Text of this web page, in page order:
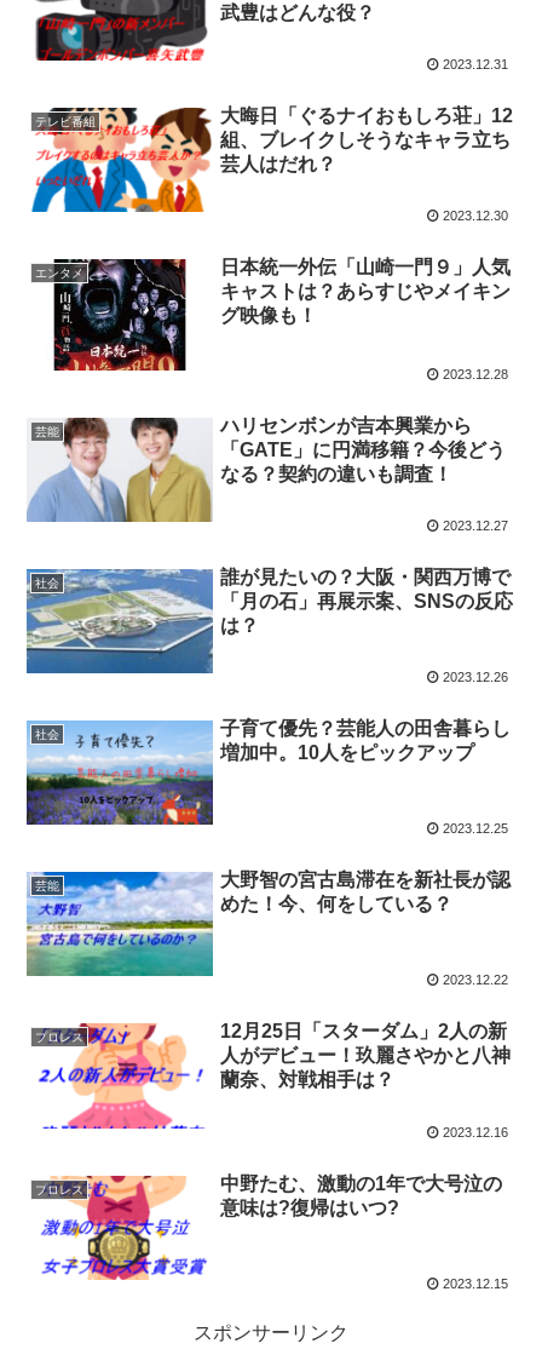
武豊はどんな役？
2023.12.31
テレビ番組
大晦日「ぐるナイおもしろ荘」12
組、ブレイクしそうなキャラ立ち
芸人はだれ？
2023.12.30
エンタメ
日本統一外伝「山崎一門９」人気
キャストは？あらすじやメイキン
グ映像も！
2023.12.28
芸能
ハリセンボンが吉本興業から
「GATE」に円満移籍？今後どう
なる？契約の違いも調査！
2023.12.27
社会
誰が見たいの？大阪・関西万博で
「月の石」再展示案、SNSの反応
は？
2023.12.26
社会
子育て優先？芸能人の田舎暮らし
増加中。10人をピックアップ
2023.12.25
芸能
大野智の宮古島滞在を新社長が認
めた！今、何をしている？
2023.12.22
プロレス
12月25日「スターダム」2人の新
人がデビュー！玖麗さやかと八神
蘭奈、対戦相手は？
2023.12.16
プロレス
中野たむ、激動の1年で大号泣の
意味は?復帰はいつ?
2023.12.15
スポンサーリンク